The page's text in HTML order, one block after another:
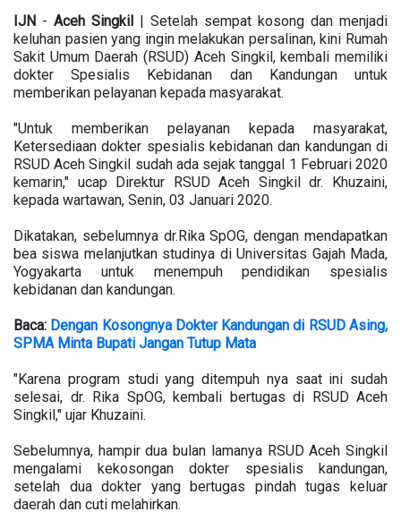
IJN - Aceh Singkil | Setelah sempat kosong dan menjadi
keluhan pasien yang ingin melakukan persalinan, kini Rumah
Sakit Umum Daerah (RSUD) Aceh Singkil, kembali memiliki
dokter Spesialis Kebidanan dan Kandungan untuk
memberikan pelayanan kepada masyarakat.
"Untuk memberikan pelayanan kepada masyarakat,
Ketersediaan dokter spesialis kebidanan dan kandungan di
RSUD Aceh Singkil sudah ada sejak tanggal 1 Februari 2020
kemarin," ucap Direktur RSUD Aceh Singkil dr. Khuzaini,
kepada wartawan, Senin, 03 Januari 2020.
Dikatakan, sebelumnya dr.Rika SpOG, dengan mendapatkan
bea siswa melanjutkan studinya di Universitas Gajah Mada,
Yogyakarta untuk menempuh pendidikan spesialis
kebidanan dan kandungan.
Baca: Dengan Kosongnya Dokter Kandungan di RSUD Asing,
SPMA Minta Bupati Jangan Tutup Mata
"Karena program studi yang ditempuh nya saat ini sudah
selesai, dr. Rika SpOG, kembali bertugas di RSUD Aceh
Singkil," ujar Khuzaini.
Sebelumnya, hampir dua bulan lamanya RSUD Aceh Singkil
mengalami kekosongan dokter spesialis kandungan,
setelah dua dokter yang bertugas pindah tugas keluar
daerah dan cuti melahirkan.